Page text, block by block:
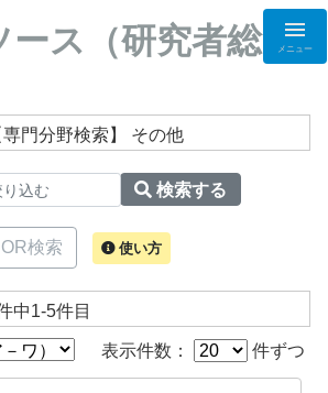
ース（研究者総
メニュー
専門分野検索】 その他
検索する
OR検索 使い方
中1-5件目
表示件数： 件ずつ